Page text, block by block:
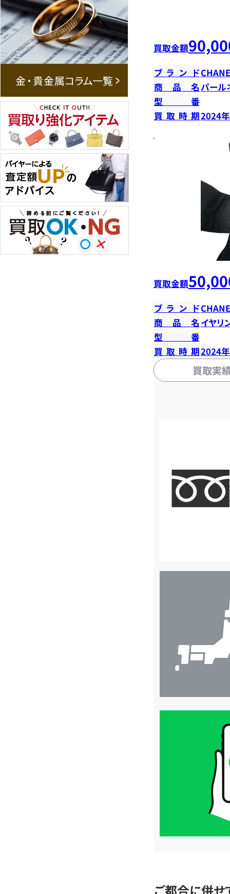
買取金額
ブランド
商品名パール
型番
買取時期2024
買取金額
ブランド
商品名 イヤ
型番
買取時期2024
買取実
ご都合に併せ